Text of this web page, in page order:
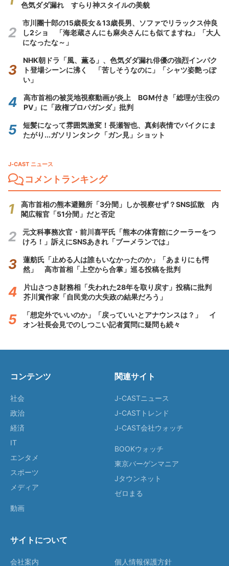
色気ダダ漏れ すらり神スタイルの美貌
市川團十郎の15歳長女＆13歳長男、ソファでリラックス仲良
し2ショ 「海老蔵さんにも麻央さんにも似てますね」「大人
になったな～」
NHK朝ドラ「風、薫る」、色気ダダ漏れ俳優の強烈インパク
ト登場シーンに沸く 「苦しそうなのに」「シャツ姿艶っぽ
い」
高市首相の被災地視察動画が炎上 BGM付き「総理が主役の
PV」に「政権プロパガンダ」批判
短髪になって雰囲気激変！長瀬智也、真剣表情でバイクにま
たがり...ガソリンタンク「ガン見」ショット
J-CAST ニュース
コメントランキング
高市首相の熊本避難所「3分間」しか視察せず？SNS拡散 内
閣広報官「51分間」だと否定
元文科事務次官・前川喜平氏「熊本の体育館にクーラーをつ
けろ！」訴えにSNSあきれ「ブーメランでは」
蓮舫氏「止める人は誰もいなかったのか」「あまりにも愕
然」 高市首相「上空から合掌」巡る投稿を批判
片山さつき財務相「失われた28年を取り戻す」投稿に批判
芥川賞作家「自民党の大失政の結果だろう」
「想定外でいいのか」「戻っていいとアナウンスは？」 イ
オン社長会見でのしつこい記者質問に疑問も続々
コンテンツ
社会
政治
経済
IT
エンタメ
スポーツ
メディア
動画
関連サイト
J-CASTニュース
J-CASTトレンド
J-CAST会社ウォッチ
BOOKウォッチ
東京バーゲンマニア
Jタウンネット
ゼロまる
サイトについて
会社案内 個人情報保護方針